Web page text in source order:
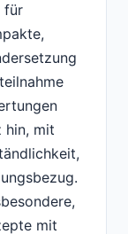
für
hin, mit
mit